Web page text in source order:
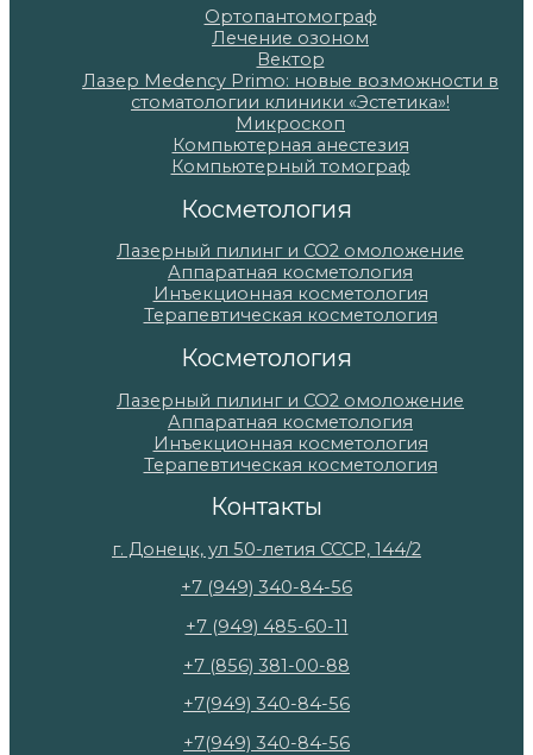
Ортопантомограф
Лечение озоном
Вектор
Лазер Medency Primo: новые возможности в
стоматологии клиники «Эстетика»!
Микроскоп
Компьютерная анестезия
Компьютерный томограф
Косметология
Лазерный пилинг и СО2 омоложение
Аппаратная косметология
Инъекционная косметология
Терапевтическая косметология
Косметология
Лазерный пилинг и СО2 омоложение
Аппаратная косметология
Инъекционная косметология
Терапевтическая косметология
Контакты
г. Донецк, ул 50-летия СССР, 144/2
+7 (949) 340-84-56
+7 (949) 485-60-11
+7 (856) 381-00-88
+7(949) 340-84-56
+7(949) 340-84-56